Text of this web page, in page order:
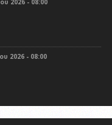
2026 - 08:00
2026 - 08:00